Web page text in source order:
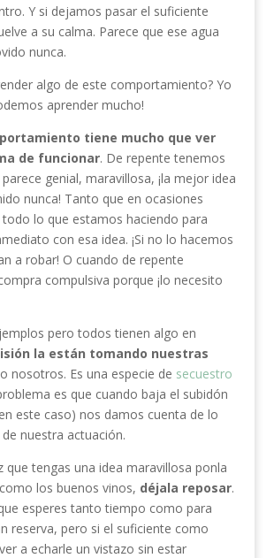
Y si dejamos pasar el suficiente
a su calma. Parece que ese agua
nunca.
algo de este comportamiento? Yo
aprender mucho!
tiene mucho que ver
de funcionar. De repente tenemos
genial, maravillosa, ¡la mejor idea
nunca! Tanto que en ocasiones
lo que estamos haciendo para
con esa idea. ¡Si no lo hacemos
a robar! O cuando de repente
compulsiva porque ¡lo necesito
pero todos tienen algo en
la están tomando nuestras
nosotros. Es una especie de secuestro
es que cuando baja el subidón
este caso) nos damos cuenta de lo
nuestra actuación.
que tengas una idea maravillosa ponla
los buenos vinos, déjala reposar.
esperes tanto tiempo como para
reserva, pero si el suficiente como
a echarle un vistazo sin estar